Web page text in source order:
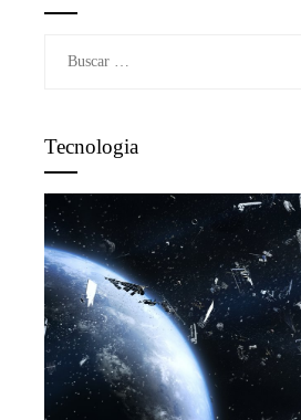
Tecnologia